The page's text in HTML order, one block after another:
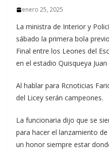
enero 25, 2025
La ministra de Interior y
sábado la primera bola
Final entre los Leones del
en el estadio Quisqueya
Al hablar para Rcnoticias
del Licey serán campeones.
La funcionaria dijo que se
para hacer el lanzamiento
un honor siempre estar